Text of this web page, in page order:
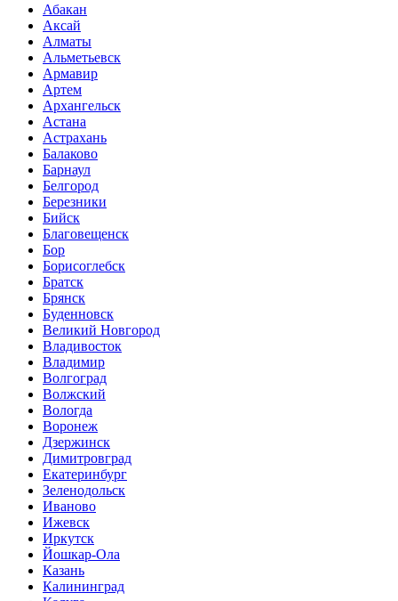
Абакан
Аксай
Алматы
Альметьевск
Армавир
Артем
Архангельск
Астана
Астрахань
Балаково
Барнаул
Белгород
Березники
Бийск
Благовещенск
Бор
Борисоглебск
Братск
Брянск
Буденновск
Великий Новгород
Владивосток
Владимир
Волгоград
Волжский
Вологда
Воронеж
Дзержинск
Димитровград
Екатеринбург
Зеленодольск
Иваново
Ижевск
Иркутск
Йошкар-Ола
Казань
Калининград